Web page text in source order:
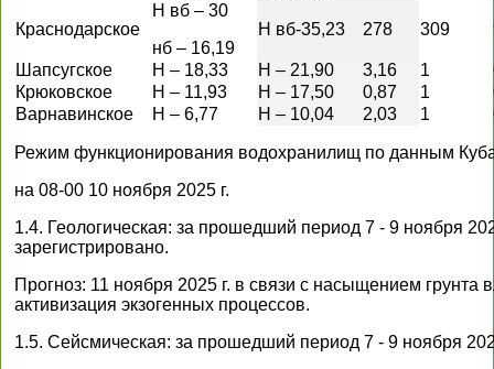
Краснодарское
Н вб – 30
нб – 16,19
Н вб-35,23 278 309
Шапсугское Н – 18,33 Н – 21,90 3,16 1
Крюковское
Н – 11,93 Н – 17,50 0,87 1
Варнавинское
Н – 6,77 Н – 10,04 2,03 1
Режим функционирования водохранилищ по данным
на 08-00 10 ноября 2025 г.
1.4. Геологическая: за прошедший период 7 - 9 ноября
зарегистрировано.
Прогноз: 11 ноября 2025 г. в связи с насыщением
активизация экзогенных процессов.
1.5. Сейсмическая: за прошедший период 7 - 9 ноября